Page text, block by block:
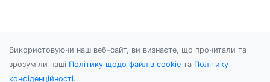
Використовуючи наш веб-сайт, ви визнаєте, що прочитали та
зрозуміли наші Політику щодо файлів cookie та Політику
конфіденційності.